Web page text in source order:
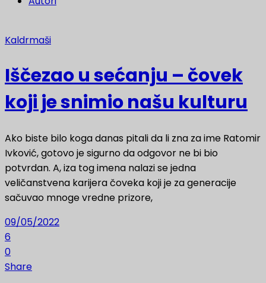
Kaldrmaši
Iščezao u sećanju – čovek
koji je snimio našu kulturu
Ako biste bilo koga danas pitali da li zna za ime Ratomir
Ivković, gotovo je sigurno da odgovor ne bi bio
potvrdan. A, iza tog imena nalazi se jedna
veličanstvena karijera čoveka koji je za generacije
sačuvao mnoge vredne prizore,
09/05/2022
6
0
Share